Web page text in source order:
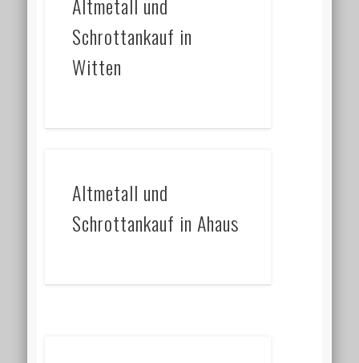
Altmetall und
Schrottankauf in
Witten
Altmetall und
Schrottankauf in Ahaus